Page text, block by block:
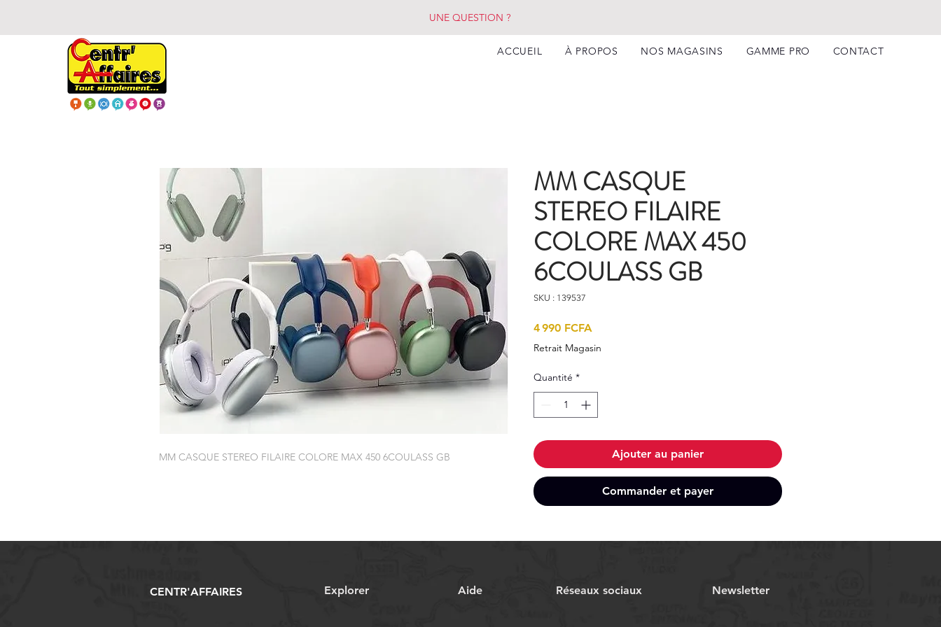
UNE QUESTION ?
ACCUEIL À PROPOS NOS MAGASINS GAMME PRO CONTACT
MM CASQUE STEREO FILAIRE COLORE MAX 450 6COULASS GB
MM CASQUE
STEREO FILAIRE
COLORE MAX 450
6COULASS GB
SKU : 139537
4 990 FCFA
Retrait Magasin
Quantité *
Ajouter au panier
Commander et payer
CENTR'AFFAIRES Explorer Aide Réseaux sociaux Newsletter